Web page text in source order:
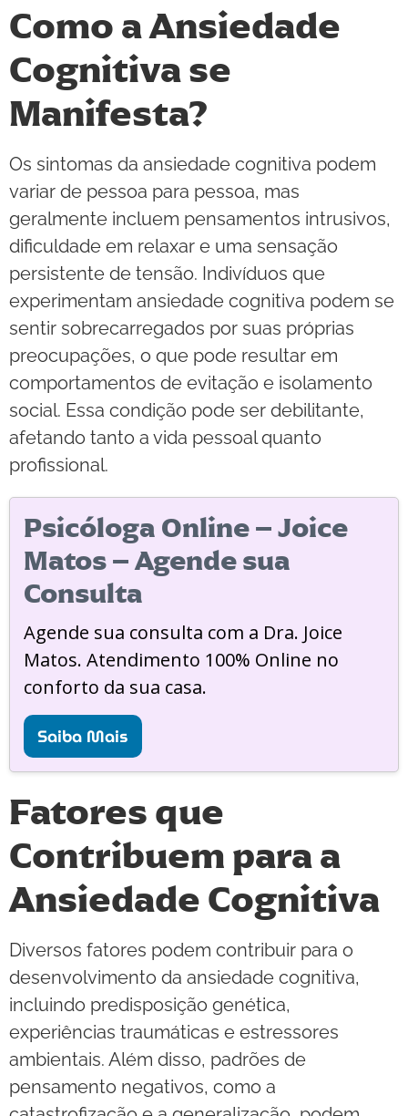
Como a Ansiedade
Cognitiva se
Manifesta?
Os sintomas da ansiedade cognitiva podem
variar de pessoa para pessoa, mas
geralmente incluem pensamentos intrusivos,
dificuldade em relaxar e uma sensação
persistente de tensão. Indivíduos que
experimentam ansiedade cognitiva podem se
sentir sobrecarregados por suas próprias
preocupações, o que pode resultar em
comportamentos de evitação e isolamento
social. Essa condição pode ser debilitante,
afetando tanto a vida pessoal quanto
profissional.
Psicóloga Online – Joice
Matos – Agende sua
Consulta
Agende sua consulta com a Dra. Joice
Matos. Atendimento 100% Online no
conforto da sua casa.
Saiba Mais
Fatores que
Contribuem para a
Ansiedade Cognitiva
Diversos fatores podem contribuir para o
desenvolvimento da ansiedade cognitiva,
incluindo predisposição genética,
experiências traumáticas e estressores
ambientais. Além disso, padrões de
pensamento negativos, como a